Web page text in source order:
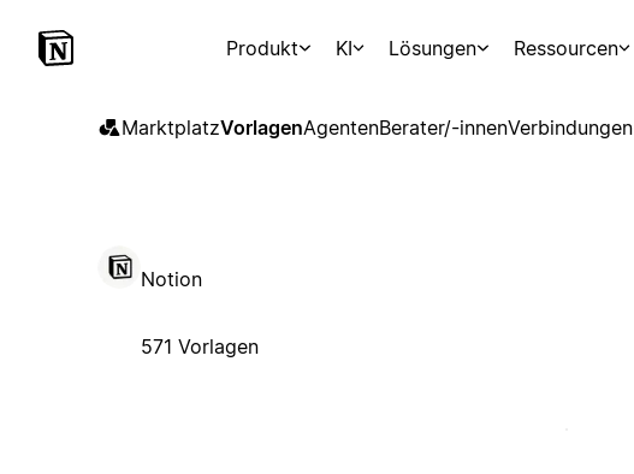
Produkt KI Lösungen Ressourcen
MarktplatzVorlagenAgentenBerater/-innenVerbindungen
Notion
571 Vorlagen